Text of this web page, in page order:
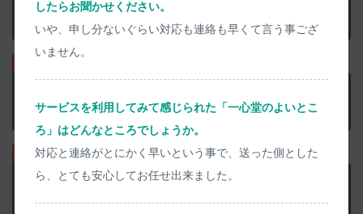
したらお聞かせください。
いや、申し分ないぐらい対応も連絡も早くて言う事ござ
いません。
サービスを利用してみて感じられた「一心堂のよいとこ
ろ」はどんなところでしょうか。
対応と連絡がとにかく早いという事で、送った側とした
ら、とても安心してお任せ出来ました。
当日中に正確に査定します
買取上限価格にご注意を
事前査定に納得なら集荷を申込み
ウェブで簡単に申込めます